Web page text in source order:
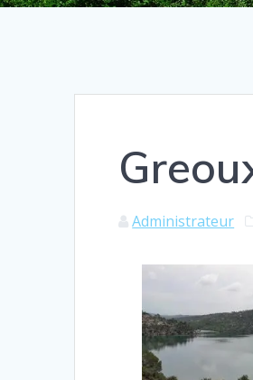
Administrateur